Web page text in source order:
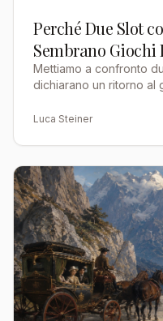
Perché Due Slot
Sembrano Giochi
Mettiamo a confronto
dichiarano un ritorno al
distribuisce…
Luca Steiner